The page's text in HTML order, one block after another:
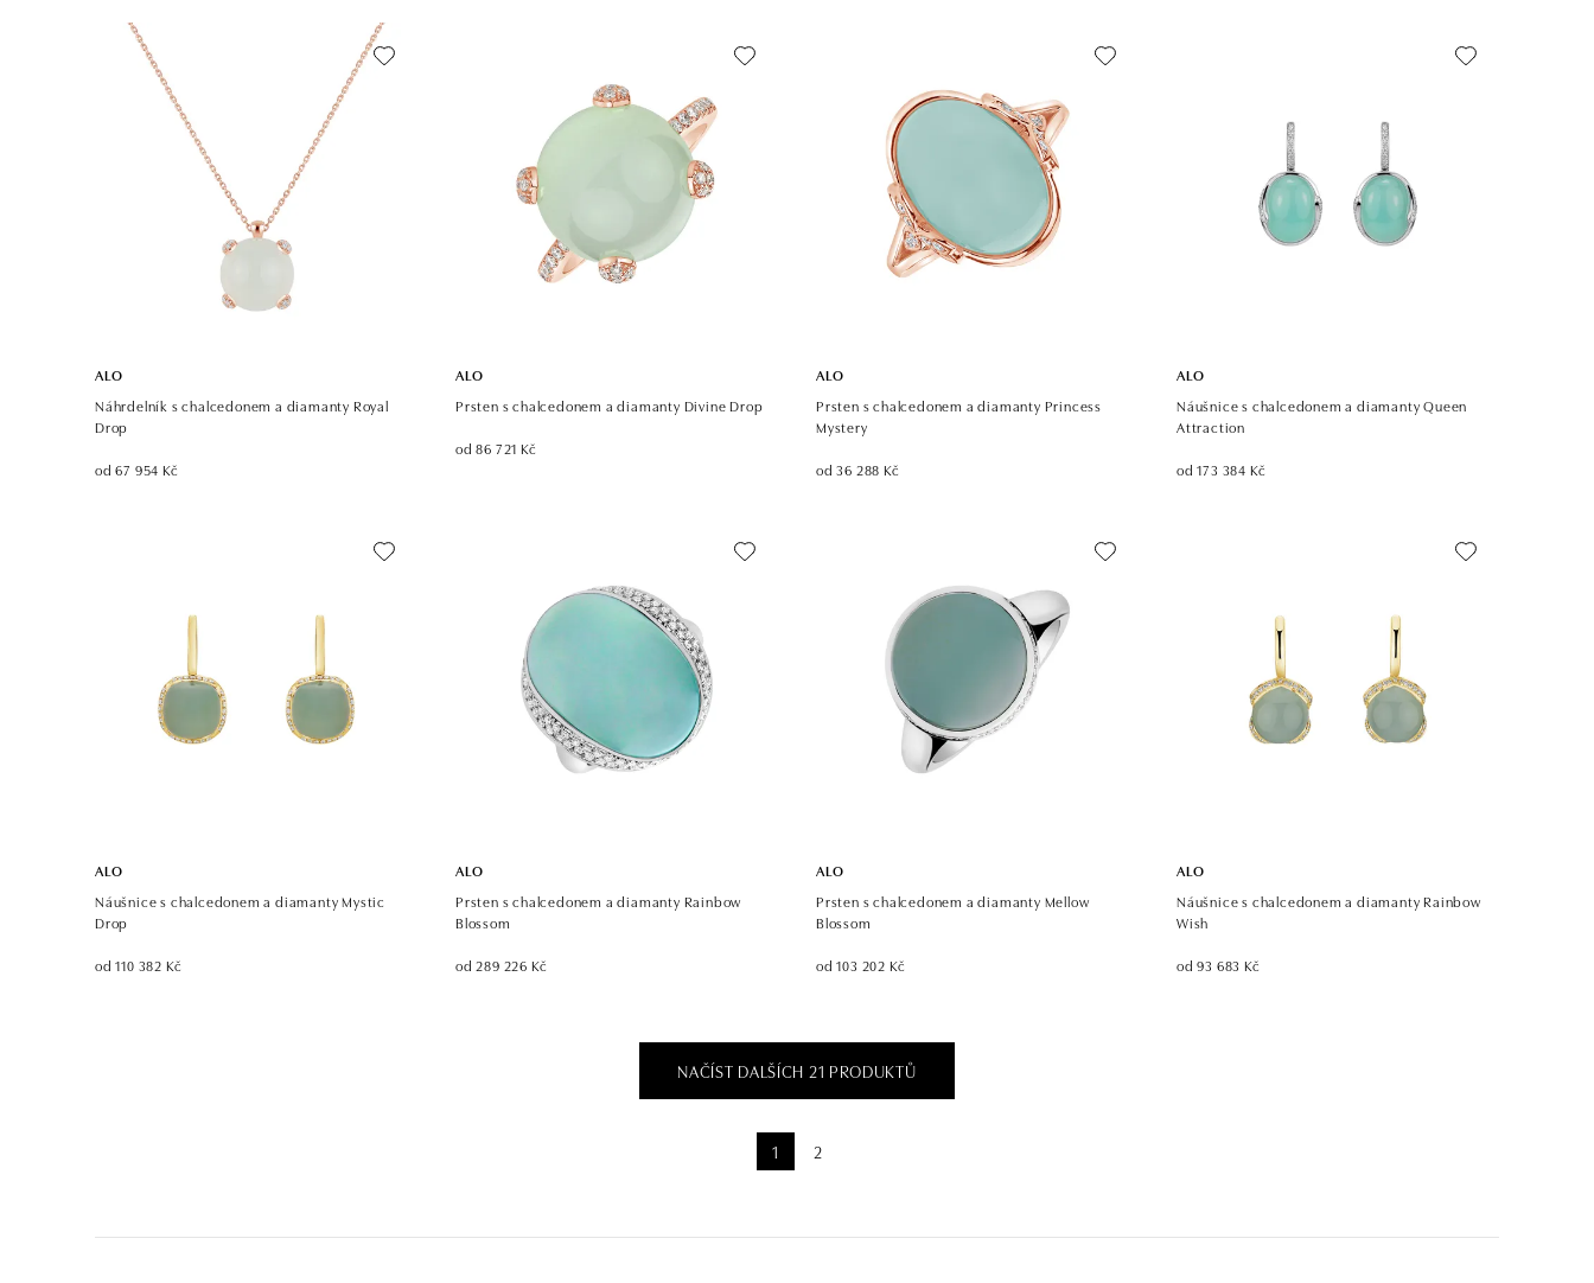
ALO
Náhrdelník s chalcedonem a diamanty Royal
Drop
od 67 954 Kč
ALO
Prsten s chalcedonem a diamanty Divine Drop
od 86 721 Kč
ALO
Prsten s chalcedonem a diamanty Princess
Mystery
od 36 288 Kč
ALO
Náušnice s chalcedonem a diamanty Queen
Attraction
od 173 384 Kč
ALO
Náušnice s chalcedonem a diamanty Mystic
Drop
od 110 382 Kč
ALO
Prsten s chalcedonem a diamanty Rainbow
Blossom
od 289 226 Kč
ALO
Prsten s chalcedonem a diamanty Mellow
Blossom
od 103 202 Kč
ALO
Náušnice s chalcedonem a diamanty Rainbow
Wish
od 93 683 Kč
NAČÍST DALŠÍCH 21 PRODUKTŮ
1 2